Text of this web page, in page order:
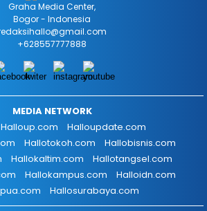
Graha Media Center,
Bogor - Indonesia
+628557777888
MEDIA NETWORK
Halloup.com
Halloupdate.com
Hallotokoh.com
Hallobisnis.com
Hallokaltim.com
Hallotangsel.com
Hallokampus.com
Halloidn.com
Hallosurabaya.com